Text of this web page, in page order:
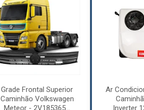
Grade Frontal Superior
Caminhão Volkswagen
Meteor - 2V185365...
Ar
Inverter